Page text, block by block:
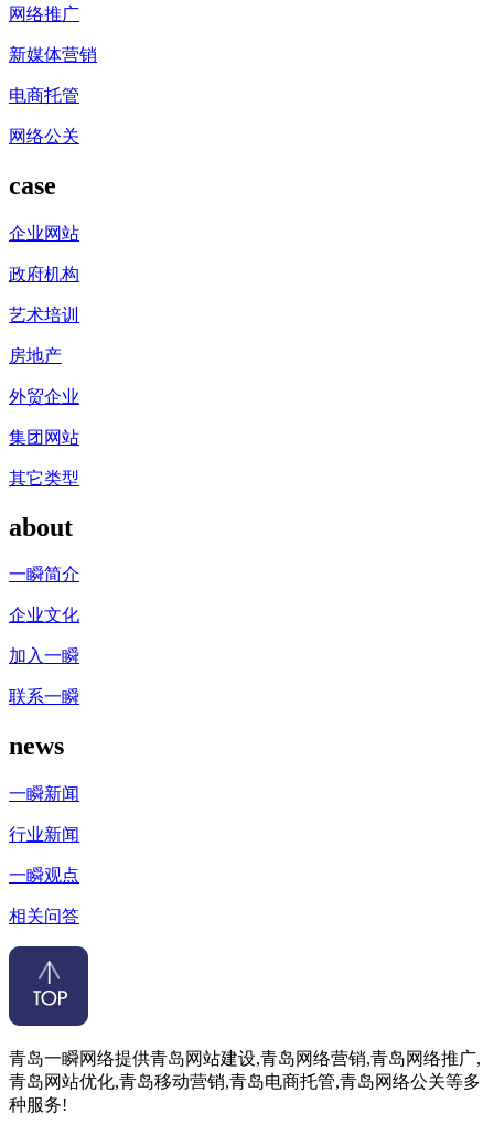
网络推广
新媒体营销
电商托管
网络公关
case
企业网站
政府机构
艺术培训
房地产
外贸企业
集团网站
其它类型
about
一瞬简介
企业文化
加入一瞬
联系一瞬
news
一瞬新闻
行业新闻
一瞬观点
相关问答
青岛一瞬网络提供青岛网站建设,青岛网络营销,青岛网络推广,
青岛网站优化,青岛移动营销,青岛电商托管,青岛网络公关等多
种服务!